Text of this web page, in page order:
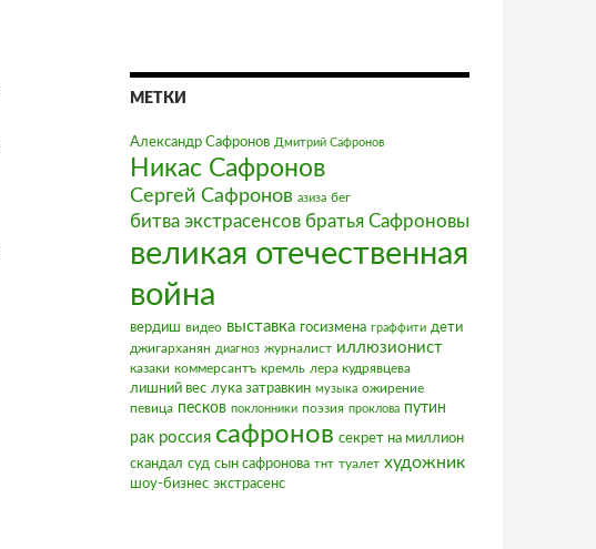
МЕТКИ
Александр Сафронов Дмитрий Сафронов
Никас Сафронов
Сергей Сафронов азиза бег
битва экстрасенсов братья Сафроновы
великая отечественная
война
вердиш видео выставка госизмена граффити дети
джигарханян диагноз журналист иллюзионист
казаки коммерсантъ кремль лера кудрявцева
лишний вес лука затравкин музыка ожирение
певица песков поклонники поэзия проклова путин
рак россия сафронов секрет на миллион
скандал суд сын сафронова тнт туалет художник
шоу-бизнес экстрасенс